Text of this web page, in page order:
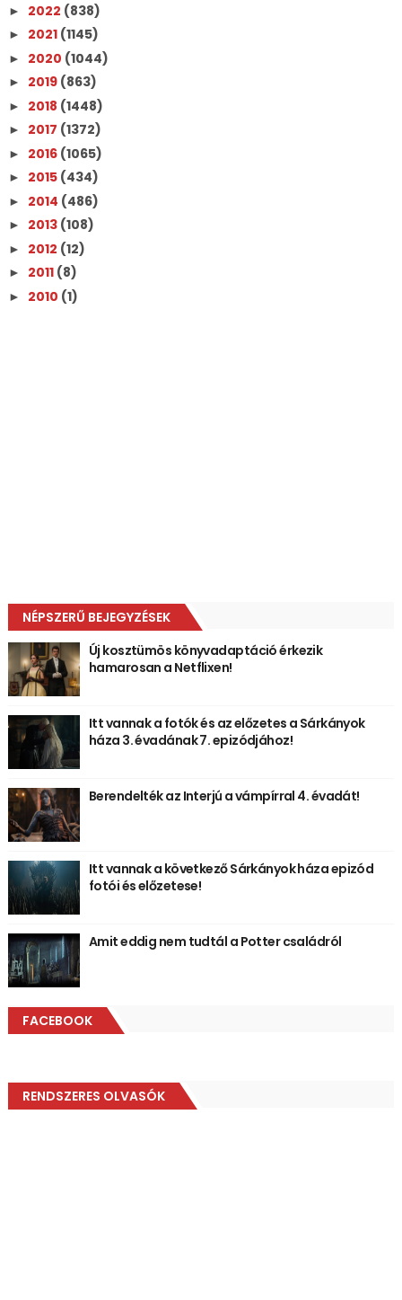
► 2022 (838)
► 2021 (1145)
► 2020 (1044)
► 2019 (863)
► 2018 (1448)
► 2017 (1372)
► 2016 (1065)
► 2015 (434)
► 2014 (486)
► 2013 (108)
► 2012 (12)
► 2011 (8)
► 2010 (1)
NÉPSZERŰ BEJEGYZÉSEK
Új kosztümös könyvadaptáció érkezik
hamarosan a Netflixen!
Itt vannak a fotók és az előzetes a Sárkányok
háza 3. évadának 7. epizódjához!
Berendelték az Interjú a vámpírral 4. évadát!
Itt vannak a következő Sárkányok háza epizód
fotói és előzetese!
Amit eddig nem tudtál a Potter családról
FACEBOOK
RENDSZERES OLVASÓK